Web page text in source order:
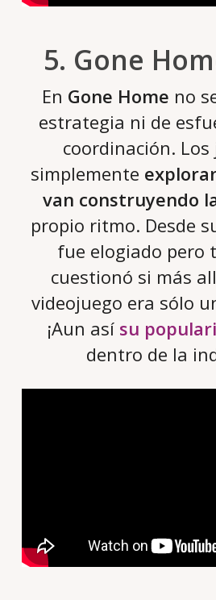
5. Gone
En Gone Home no
estrategia ni de
coordinación.
simplemente
van construyendo
propio ritmo. Desde
fue elogiado pero
cuestionó si más
videojuego era sólo
¡Aun así su
dentro de la